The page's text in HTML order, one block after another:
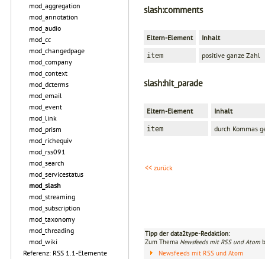
mod_aggregation
mod_annotation
mod_audio
mod_cc
mod_changedpage
mod_company
mod_context
mod_dcterms
mod_email
mod_event
mod_link
mod_prism
mod_richequiv
mod_rss091
mod_search
mod_servicestatus
mod_slash
mod_streaming
mod_subscription
mod_taxonomy
mod_threading
mod_wiki
Referenz: RSS 1.1-Elemente
slash:comments
Eltern-Element Inhalt
item positive ganze Zahl
slash:hit_parade
Eltern-Element Inhalt
item durch Kommas
<< zurück
Tipp der data2type-Redaktion:
Zum Thema Newsfeeds mit RSS und Atom
Newsfeeds mit RSS und Atom